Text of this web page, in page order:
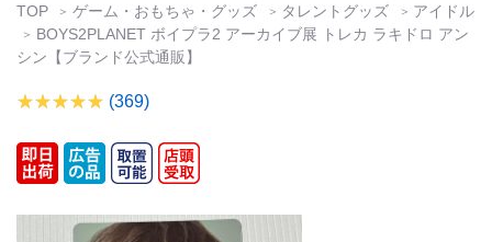
TOP ゲーム・おもちゃ・グッズ タレントグッズ
アイドル
BOYS2PLANET ボイプラ2 アーカイブ展 トレカ ラキドロ アン
シン【ブランド公式通販】
(369)